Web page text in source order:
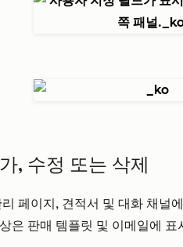
, 수정 또는 삭제
페이지, 견적서 및 대화 채널
은 판매 템플릿 및 이메일에 표